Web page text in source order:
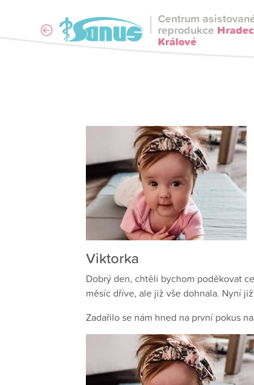
Centrum
reprodukce Hradec
Králové
Viktorka
Dobrý den, chtěli bychom poděkovat
měsíc dříve, ale již vše dohnala. Nyní
Zadařilo se nám hned na první pokus